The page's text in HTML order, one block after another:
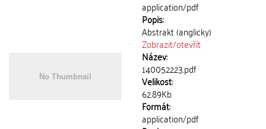
application/pdf
Popis:
Abstrakt (anglicky)
Zobrazit/otevřít
Název:
140052223.pdf
Velikost:
62.89Kb
Formát:
application/pdf